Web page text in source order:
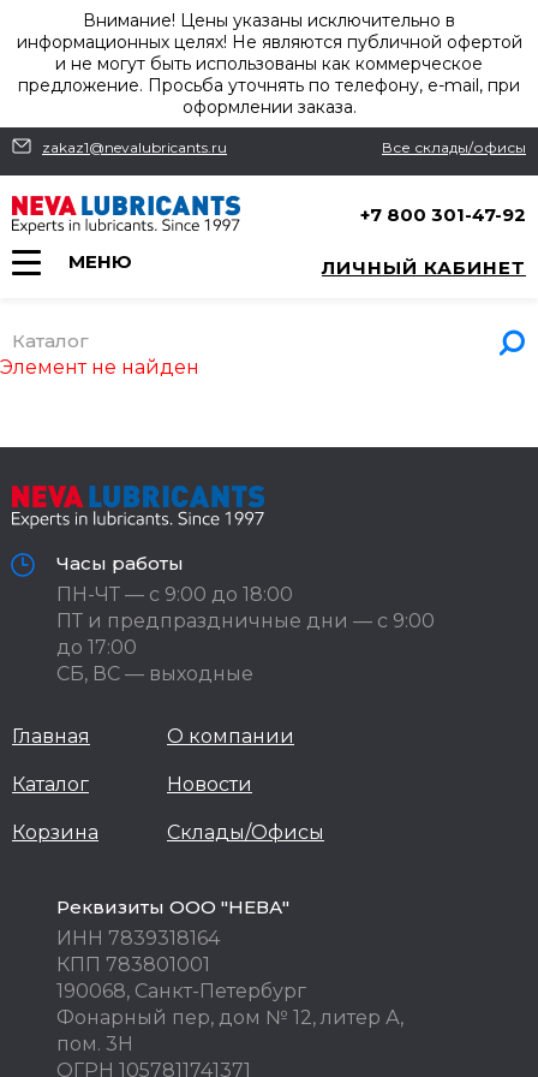
Внимание! Цены указаны исключительно в
информационных целях! Не являются публичной офертой
и не могут быть использованы как коммерческое
предложение. Просьба уточнять по телефону, e-mail, при
оформлении заказа.
zakaz1@nevalubricants.ru Все склады/офисы
+7 800 301-47-92
МЕНЮ ЛИЧНЫЙ КАБИНЕТ
Каталог
Элемент не найден
Часы работы
ПН-ЧТ — с 9:00 до 18:00
ПТ и предпраздничные дни — с 9:00
до 17:00
СБ, ВС — выходные
Главная
Каталог
Корзина
О компании
Новости
Склады/Офисы
Реквизиты ООО "НЕВА"
ИНН 7839318164
КПП 783801001
190068, Санкт-Петербург
Фонарный пер, дом № 12, литер А,
пом. 3Н
ОГРН 1057811741371